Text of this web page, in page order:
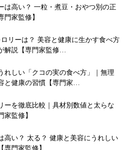
は高い？ 一粒・煮豆・おやつ別の正
門家監修】
リーは？ 美容と健康に生かす食べ方
解説【専門家監修…
れしい「クコの実の食べ方」｜無理
と健康の習慣【専門家…
ーを徹底比較｜具材別数値と太らな
家監修】
高い？ 太る？ 健康と美容にうれしい
専門家監修】